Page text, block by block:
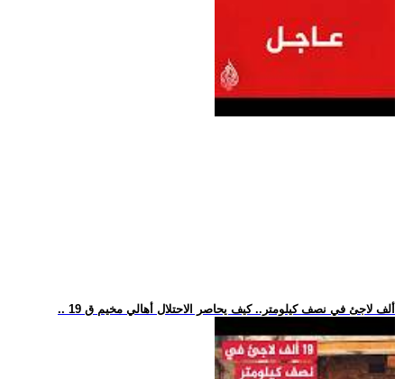
.. 19 ألف لاجئ في نصف كيلومتر.. كيف يحاصر الاحتلال أهالي مخيم ق